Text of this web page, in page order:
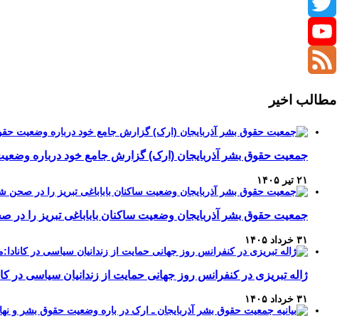
Instagram
Twitter
YouTube
مطالب اخیر
جمعیت حقوق بشر آذربایجان (ارک) گزارش جامع خود درباره وضعیت
۲۱ تیر ۱۴۰۵
جمعیت حقوق بشر آذربایجان وضعیت ساکنان باباباغی تبریز
۳۱ خرداد ۱۴۰۵
ژاله تبریزی در کنفرانس روز جهانی حمایت از زندانیان سیاسی
۳۱ خرداد ۱۴۰۵